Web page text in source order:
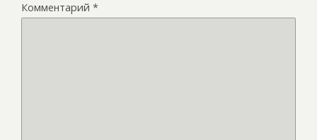
Комментарий *